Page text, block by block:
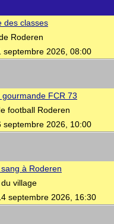
des classes
Roderen
septembre 2026, 08:00
gourmande FCR 73
football Roderen
septembre 2026, 10:00
à Roderen
village
septembre 2026, 16:30